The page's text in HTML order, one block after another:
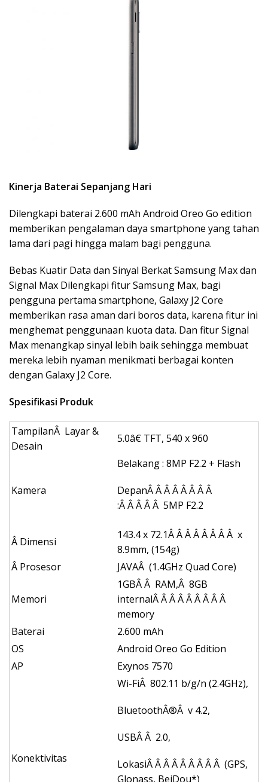
Kinerja Baterai Sepanjang Hari
Dilengkapi baterai 2.600 mAh Android Oreo Go edition
memberikan pengalaman daya smartphone yang tahan
lama dari pagi hingga malam bagi pengguna.
Bebas Kuatir Data dan Sinyal Berkat Samsung Max dan
Signal Max Dilengkapi fitur Samsung Max, bagi
pengguna pertama smartphone, Galaxy J2 Core
memberikan rasa aman dari boros data, karena fitur ini
menghemat penggunaan kuota data. Dan fitur Signal
Max menangkap sinyal lebih baik sehingga membuat
mereka lebih nyaman menikmati berbagai konten
dengan Galaxy J2 Core.
Spesifikasi Produk
TampilanÂ Layar &
Desain
5.0â€ TFT, 540 x 960
Kamera
Belakang : 8MP F2.2 + Flash
DepanÂ Â Â Â Â Â Â Â
:Â Â Â Â Â 5MP F2.2
Â Dimensi
143.4 x 72.1Â Â Â Â Â Â Â Â x
8.9mm, (154g)
Â Prosesor
JAVAÂ (1.4GHz Quad Core)
Memori
1GBÂ Â RAM,Â 8GB
internalÂ Â Â Â Â Â Â Â Â
memory
Baterai
2.600 mAh
OS
Android Oreo Go Edition
AP
Exynos 7570
Konektivitas
Wi-FiÂ 802.11 b/g/n (2.4GHz),
BluetoothÂ®Â v 4.2,
USBÂ Â 2.0,
LokasiÂ Â Â Â Â Â Â Â Â (GPS,
Glonass, BeiDou*)